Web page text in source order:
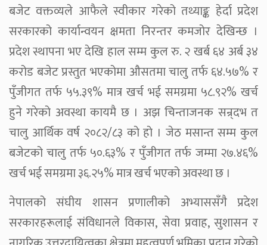
बजेट वक्तव्यले आफैले स्वीकार गरेको तथ्याङ्क हेर्दा प्रदेश
सरकारको कार्यान्वयन क्षमता निरन्तर कमजोर देखिन्छ ।
प्रदेश स्थापना भए देखि हाल सम्म कुल रु. २ खर्ब ६४ अर्ब ३४
करोड बजेट प्रस्तुत भएकोमा औसतमा चालु तर्फ ६४.५७% र
पुँजीगत तर्फ ५५.३९% मात्र खर्च भई समग्रमा ५८.९२% खर्च
हुने गरेको अवस्था कायमै छ । अझ चिन्ताजनक सन्र्दभ त
चालु आर्थिक वर्ष २०८२/८३ को हो । जेठ मसान्त सम्म कुल
बजेटको चालु तर्फ ५०.६३% र पुँजीगत तर्फ जम्मा २७.४६%
खर्च भई समग्रमा ३६.२५% मात्र खर्च भएको अवस्था छ ।
नेपालको संघीय शासन प्रणालीको अभ्याससँगै प्रदेश
सरकारहरूलाई संविधानले विकास, सेवा प्रवाह, सुशासन र